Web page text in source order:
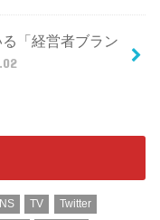
「経営者ブラン
TV
Twitter